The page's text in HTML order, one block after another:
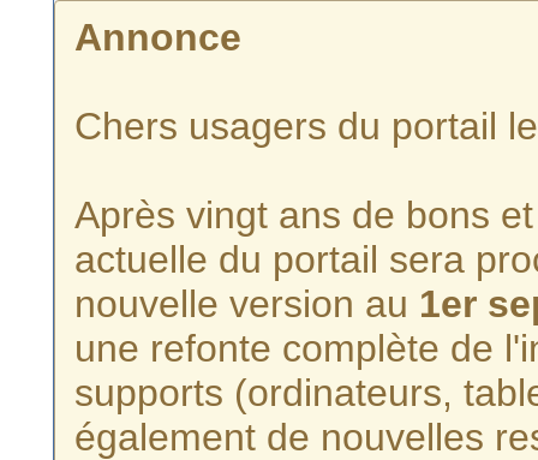
Annonce
Chers usagers du portail
Après vingt ans de bons
actuelle du portail sera
nouvelle version au 1er
une refonte complète de
supports (ordinateurs,
également de nouvelles